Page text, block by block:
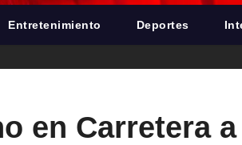
Entretenimiento Deportes
en Carretera